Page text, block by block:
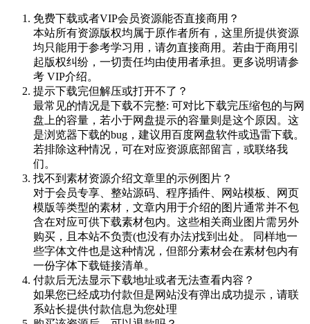
免费下载或者VIP会员资源能否直接商用？
本站所有资源版权均属于原作者所有，这里所提供资源
均只能用于参考学习用，请勿直接商用。若由于商用引
起版权纠纷，一切责任均由使用者承担。更多说明请参
考 VIP介绍。
提示下载完但解压或打开不了？
最常见的情况是下载不完整: 可对比下载完压缩包的与网
盘上的容量，若小于网盘提示的容量则是这个原因。这
是浏览器下载的bug，建议用百度网盘软件或迅雷下载。
若排除这种情况，可在对应资源底部留言，或联络我
们。
找不到素材资源介绍文章里的示例图片？
对于会员专享、整站源码、程序插件、网站模板、网页
模版等类型的素材，文章内用于介绍的图片通常并不包
含在对应可供下载素材包内。这些相关商业图片需另外
购买，且本站不负责(也没有办法)找到出处。 同样地一
些字体文件也是这种情况，但部分素材会在素材包内有
一份字体下载链接清单。
付款后无法显示下载地址或者无法查看内容？
如果您已经成功付款但是网站没有弹出成功提示，请联
系站长提供付款信息为您处理